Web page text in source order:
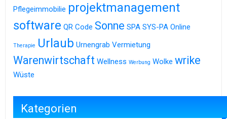
Pflegeimmobilie projektmanagement
software QR Code Sonne SPA SYS-PA Online
Therapie Urlaub Urnengrab Vermietung
Warenwirtschaft Wellness Werbung Wolke wrike
Wüste
Kategorien